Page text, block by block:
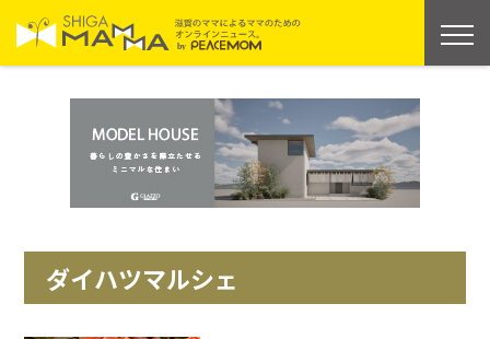
ダイハツマルシェ